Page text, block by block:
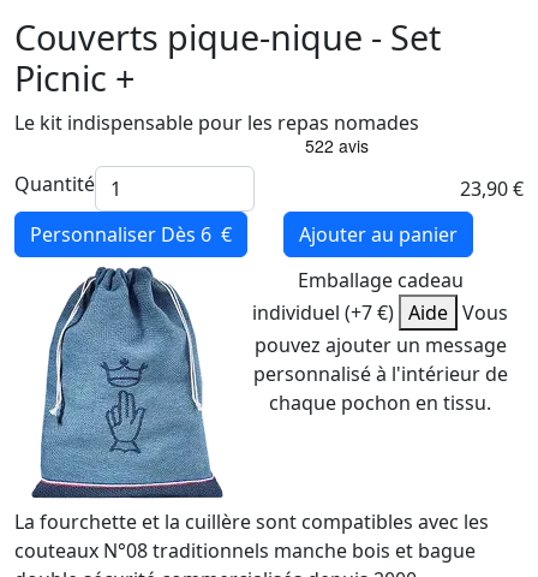
Couverts pique-nique - Set
Picnic +
Le kit indispensable pour les repas nomades
Quantité
23,90 €
Personnaliser Dès 6 €
Ajouter au panier
Emballage cadeau
individuel (+7 €) Aide Vous
pouvez ajouter un message
personnalisé à l'intérieur de
chaque pochon en tissu.
La fourchette et la cuillère sont compatibles avec les
couteaux N°08 traditionnels manche bois et bague